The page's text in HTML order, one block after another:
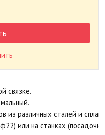
связке.
из различных сталей и
или на станках